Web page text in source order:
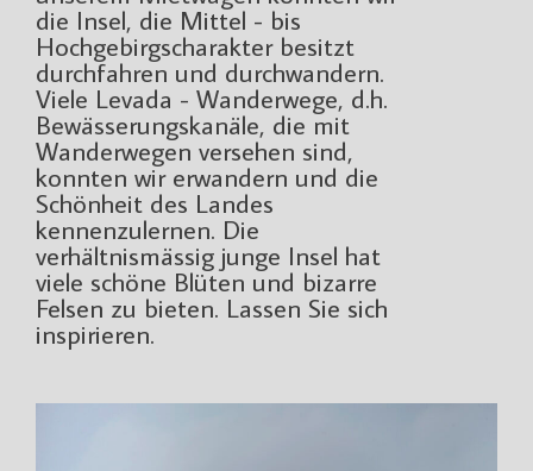
die Insel, die Mittel - bis
Hochgebirgscharakter besitzt
durchfahren und durchwandern.
Viele Levada - Wanderwege, d.h.
Bewässerungskanäle, die mit
Wanderwegen versehen sind,
konnten wir erwandern und die
Schönheit des Landes
kennenzulernen. Die
verhältnismässig junge Insel hat
viele schöne Blüten und bizarre
Felsen zu bieten. Lassen Sie sich
inspirieren.